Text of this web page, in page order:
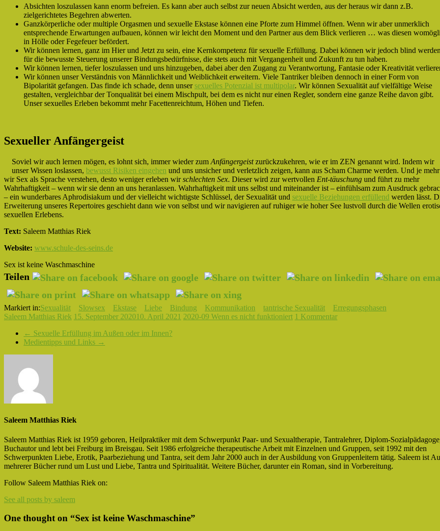
Absichten loszulassen kann enorm befreien. Es kann aber auch selbst zur neuen Absicht werden, aus der heraus wir dann z.B.
zielgerichtetes Begehren abwerten.
Ganzkörperliche oder multiple Orgasmen und sexuelle Ekstase können eine Pforte zum Himmel öffnen. Wenn wir aber unmerklich
entsprechende Erwartungen aufbauen, können wir leicht den Moment und den Partner aus dem Blick verlieren … was diesen
in Hölle oder Fegefeuer befördert.
Wir können lernen, ganz im Hier und Jetzt zu sein, eine Kernkompetenz für sexuelle Erfüllung. Dabei können wir jedoch blind werden
für die bewusste Steuerung unserer Bindungsbedürfnisse, die stets auch mit Vergangenheit und Zukunft zu tun haben.
Wir können lernen, tiefer loszulassen und uns hinzugeben, dabei aber den Zugang zu Verantwortung, Fantasie oder Kreativität
Wir können unser Verständnis von Männlichkeit und Weiblichkeit erweitern. Viele Tantriker bleiben dennoch in einer Form von
Bipolarität gefangen. Das finde ich schade, denn unsersexuelles Potenzial ist multipolar. Wir können Sexualität auf vielfältige Weise
gestalten, vergleichbar der Tonqualität bei einem Mischpult, bei dem es nicht nur einen Regler, sondern eine ganze Reihe davon gibt.
Unser sexuelles Erleben bekommt mehr Facettenreichtum, Höhen und Tiefen.
Sexueller Anfängergeist
Soviel wir auch lernen mögen, es lohnt sich, immer wieder zum Anfängergeistzurückzukehren, wie er im ZEN genannt wird. Indem wir
unser Wissen loslassen, bewusst Risiken eingehen und uns unsicher und verletzlich zeigen, kann aus Scham Charme werden. Und je mehr
wir Sex als Sprache verstehen, desto weniger erleben wirschlechten Sex. Dieser wird zur wertvollen Ent-täuschung und führt zu mehr
Wahrhaftigkeit – wenn wir sie denn an uns heranlassen. Wahrhaftigkeit mit uns selbst und miteinander ist – einfühlsam zum Ausdruck
– ein wunderbares Aphrodisiakum und der vielleicht wichtigste Schlüssel, der Sexualität und sexuelle Beziehungen erfüllend werden lässt.
Erweiterung unseres Repertoires geschieht dann wie von selbst und wir navigieren auf ruhiger wie hoher See lustvoll durch die Wellen
sexuellen Erlebens.
Text: Saleem Matthias Riek
Website: www.schule-des-seins.de
Sex ist keine Waschmaschine
Teilen
Markiert in:Sexualität Slowsex Ekstase Liebe Bindung Kommunikation tantrische Sexualität
Erregungsphasen
Saleem Matthias Riek 15. September 202010. April 2021 2020-09 Wenn es nicht funktioniert 1 Kommentar
← Sexuelle Erfüllung im Außen oder im Innen?
Medientipps und Links →
Saleem Matthias Riek
Saleem Matthias Riek ist 1959 geboren, Heilpraktiker mit dem Schwerpunkt Paar- und Sexualtherapie, Tantralehrer, Diplom-
Buchautor und lebt bei Freiburg im Breisgau. Seit 1986 erfolgreiche therapeutische Arbeit mit Einzelnen und Gruppen, seit 1992 mit den
Schwerpunkten Liebe, Erotik, Paarbeziehung und Tantra, seit dem Jahr 2000 auch in der Ausbildung von Gruppenleitern tätig. Saleem ist
mehrerer Bücher rund um Lust und Liebe, Tantra und Spiritualität. Weitere Bücher, darunter ein Roman, sind in Vorbereitung.
Follow Saleem Matthias Riek on:
See all posts by saleem
One thought on “Sex ist keine Waschmaschine”